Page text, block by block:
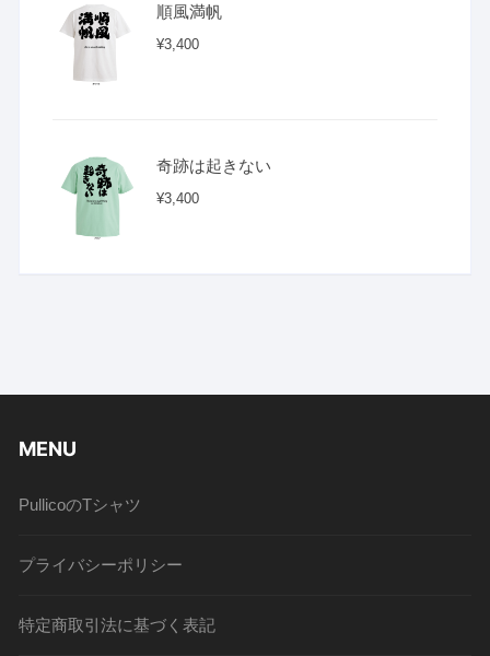
順風満帆
¥3,400
奇跡は起きない
¥3,400
MENU
PullicoのTシャツ
プライバシーポリシー
特定商取引法に基づく表記